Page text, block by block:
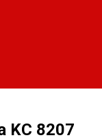
KC 8207